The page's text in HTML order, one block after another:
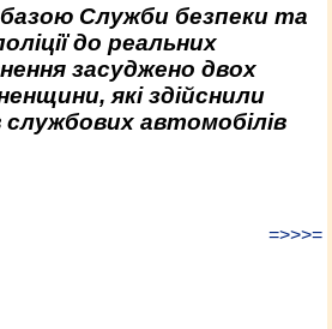
Служби безпеки та
до реальних
засуджено двох
які здійснили
службових автомобілів
=>>>=